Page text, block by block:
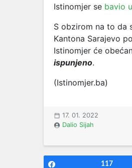
Istinomjer se bavio
S obzirom na to da
Kantona Sarajevo
Istinomjer će
ispunjeno.
(Istinomjer.ba)
17. 01. 2022
Dalio Sijah
117